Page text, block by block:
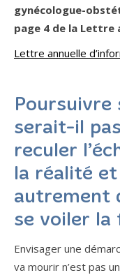
gynécologue-
page 4 de la Lettre
Lettre annuelle
Poursuivre
serait-il
reculer
la réalité
autrement
se voiler la
Envisager une
va mourir n’est pas